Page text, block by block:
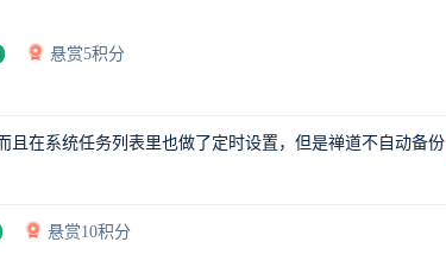
悬赏5积分
在系统任务列表里也做了定时设置，但是禅道不自动备份
悬赏10积分